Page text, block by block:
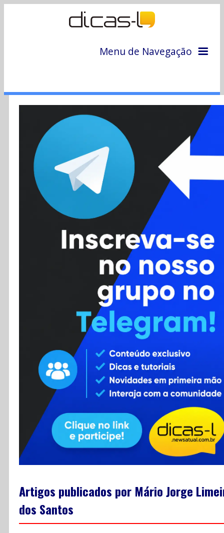
Menu de Navegação
Colunas
Colaboradores
Cursos
Enviar Dica
Contato
RSS
Artigos publicados por Mário Jorge
dos Santos